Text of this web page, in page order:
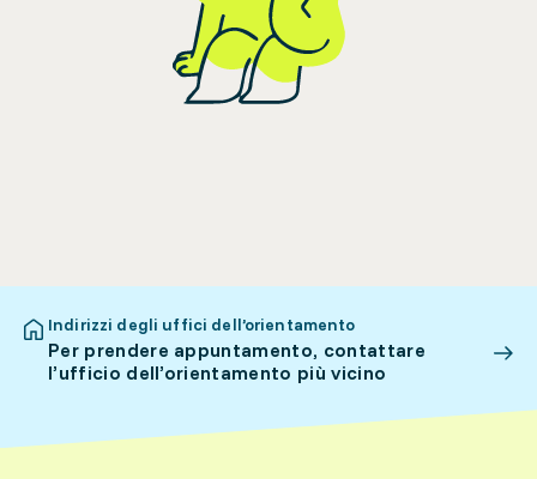
Indirizzi degli uffici dell’orientamento
Per prendere appuntamento, contattare
l’ufficio dell’orientamento più vicino